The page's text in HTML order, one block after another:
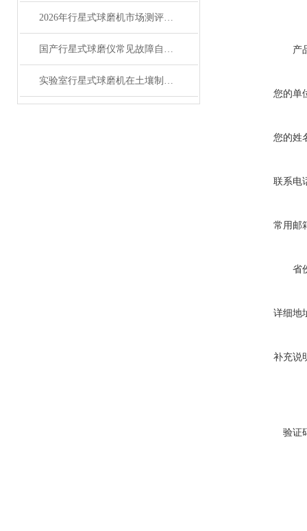
2026年行星式球磨机市场测评报告及产品优选指南
国产行星式球磨仪常见故障自行排查修复操作指南
实验室行星式球磨机在土壤制样中进行研磨分析的解决方案
产
您的单
您的姓
联系电
常用邮
省
详细地
补充说
验证